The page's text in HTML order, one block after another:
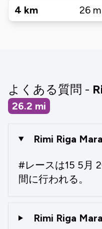
4 km 26 m
よくある質問 -
26.2 mi
Rimi Riga
#レースは15 5月
間に行われる。
Rimi Riga